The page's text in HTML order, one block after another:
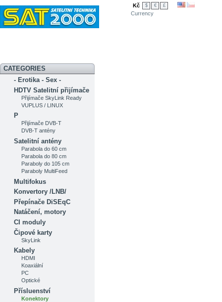
Kč $ € £
Currency
CATEGORIES
- Erotika - Sex -
HDTV Satelitní přijímače
Přijímače SkyLink Ready
VUPLUS / LINUX
P
Přijímače DVB-T
DVB-T antény
Satelitní antény
Parabola do 60 cm
Parabola do 80 cm
Paraboly do 105 cm
Paraboly MultiFeed
Multifokus
Konvertory /LNB/
Přepínače DiSEqC
Natáčení, motory
CI moduly
Čipové karty
SkyLink
Kabely
HDMI
Koaxiální
PC
Optické
Přísluenství
Konektory